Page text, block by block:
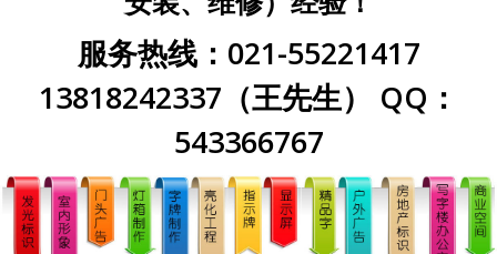
服务热线：021-55221417
13818242337（王先生） QQ：
543366767